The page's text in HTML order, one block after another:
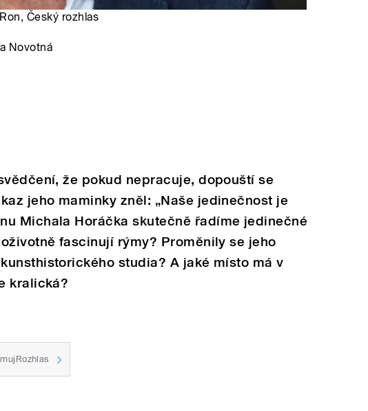
Český rozhlas
Novotná
že pokud nepracuje, dopouští se
jeho maminky zněl: „Naše jedinečnost je
Michala Horáčka skutečně řadíme jedinečné
fascinují rýmy? Proměnily se jeho
studia? A jaké místo má v
kralická?